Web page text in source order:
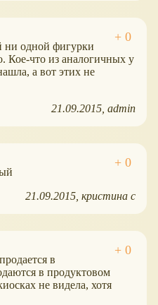
ни одной фигурки
Кое-что из аналогичных у
а вот этих не
21.09.2015 admin
21.09.2015 кристина с
в
в продуктовом
не видела, хотя